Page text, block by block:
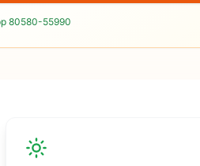
80580-55990